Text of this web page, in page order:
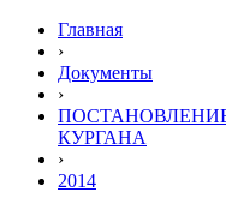
Главная
›
Документы
›
КУРГАНА
›
2014